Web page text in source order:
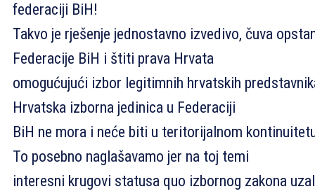
federaciji BiH!
Takvo je rješenje jednostavno izvedivo, čuva
Federacije BiH i štiti prava Hrvata
omogućujući izbor legitimnih hrvatskih
Hrvatska izborna jedinica u Federaciji
BiH ne mora i neće biti u teritorijalnom
To posebno naglašavamo jer na toj temi
interesni krugovi statusa quo izbornog zakona